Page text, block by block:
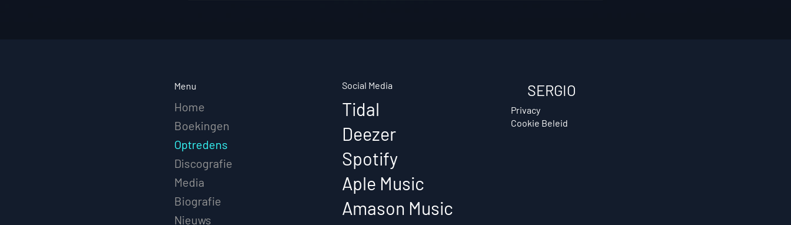
Menu
Home
Boekingen
Optredens
Discografie
Media
Biografie
Nieuws
Social Media
Tidal
Deezer
Spotify
Aple Music
Amason Music
SERGIO
Privacy
Cookie Beleid